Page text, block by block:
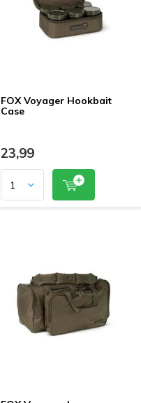
FOX Voyager Hookbait
Case
23,99